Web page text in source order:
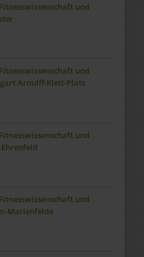
und
und
Arnulff-Klett-Platz
und
und
Marienfelde